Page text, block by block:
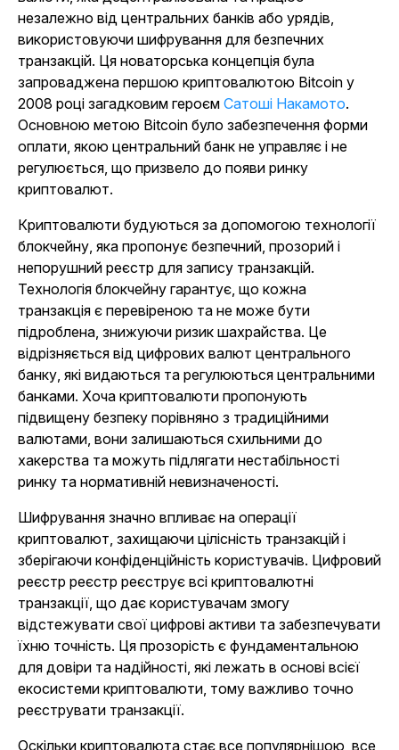
незалежно від центральних банків або урядів,
використовуючи шифрування для безпечних
транзакцій. Ця новаторська концепція була
запроваджена першою криптовалютою Bitcoin у
2008 році загадковим героєм Сатоші Накамото.
Основною метою Bitcoin було забезпечення форми
оплати, якою центральний банк не управляє і не
регулюється, що призвело до появи ринку
криптовалют.
Криптовалюти будуються за допомогою технології
блокчейну, яка пропонує безпечний, прозорий і
непорушний реєстр для запису транзакцій.
Технологія блокчейну гарантує, що кожна
транзакція є перевіреною та не може бути
підроблена, знижуючи ризик шахрайства. Це
відрізняється від цифрових валют центрального
банку, які видаються та регулюються центральними
банками. Хоча криптовалюти пропонують
підвищену безпеку порівняно з традиційними
валютами, вони залишаються схильними до
хакерства та можуть підлягати нестабільності
ринку та нормативній невизначеності.
Шифрування значно впливає на операції
криптовалют, захищаючи цілісність транзакцій і
зберігаючи конфіденційність користувачів. Цифровий
реєстр реєстр реєструє всі криптовалютні
транзакції, що дає користувачам змогу
відстежувати свої цифрові активи та забезпечувати
їхню точність. Ця прозорість є фундаментальною
для довіри та надійності, які лежать в основі всієї
екосистеми криптовалюти, тому важливо точно
реєструвати транзакції.
Оскільки криптовалюта стає все популярнішою, все